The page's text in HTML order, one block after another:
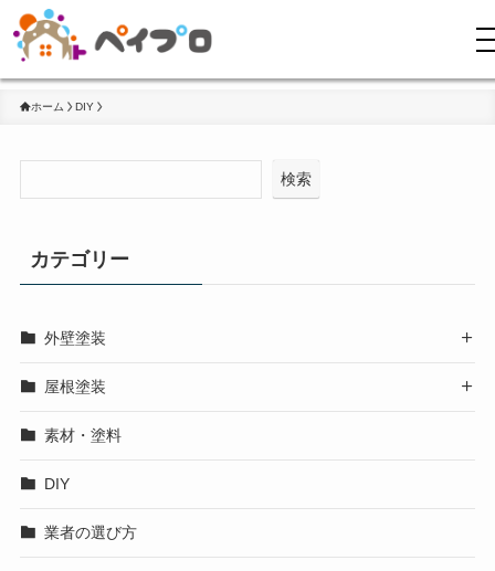
ホーム DIY
検索
カテゴリー
外壁塗装 
屋根塗装 
素材・塗料
DIY
業者の選び方